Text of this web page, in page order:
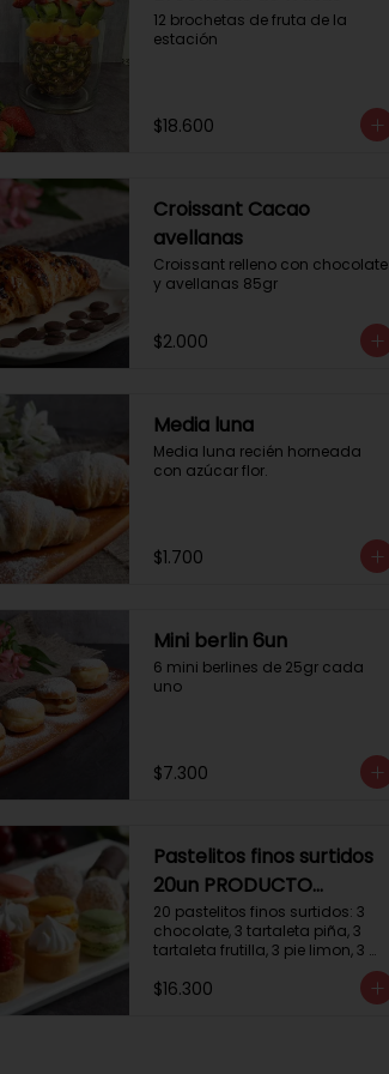
12 brochetas de fruta de la
estación
$18.600
Croissant Cacao
avellanas
Croissant relleno con chocolate
y avellanas 85gr
$2.000
Media luna
Media luna recién horneada
con azúcar flor.
$1.700
Mini berlin 6un
6 mini berlines de 25gr cada
uno
$7.300
Pastelitos finos surtidos
20un PRODUCTO
DELICADO
20 pastelitos finos surtidos: 3
chocolate, 3 tartaleta piña, 3
tartaleta frutilla, 3 pie limon, 3
chocolate crema, 2
$16.300